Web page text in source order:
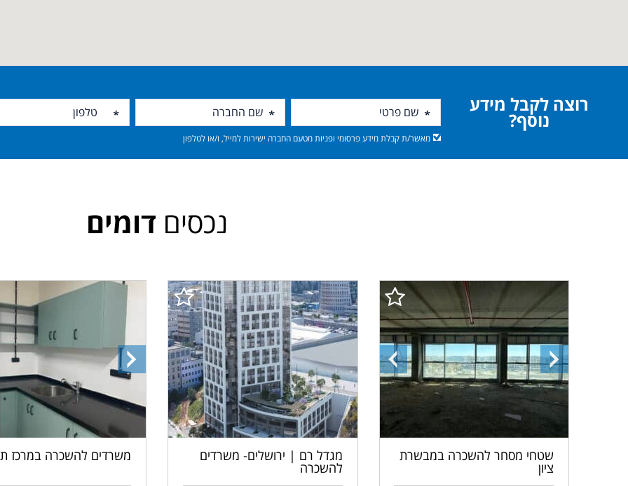
רוצה לקבל מידע
נוסף?
מאשר/ת קבלת מידע פרסומי ופניות מטעם החברה ישירות למייל, ו/או לטלפון
נכסים דומים
התמונה
הקודמת
התמונה
הבאה
שטחי מסחר להשכרה במבשרת
ציון
מגדל רם | ירושלים- משרדים
להשכרה
התמונה
הבאה
משרדים להשכרה במרכז